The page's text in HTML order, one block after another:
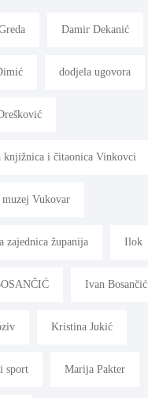
Damir Dekanić
dodjela ugovora
knjižnica i čitaonica Vinkovci
muzej Vukovar
zajednica županija Ilok
Ivan Bosančić
Kristina Jukić
sport Marija Pakter